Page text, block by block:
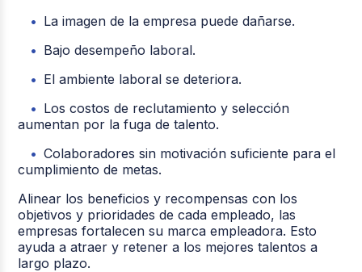
La imagen de la empresa puede dañarse.
Bajo desempeño laboral.
El ambiente laboral se deteriora.
Los costos de reclutamiento y selección
aumentan por la fuga de talento.
Colaboradores sin motivación suficiente para el
cumplimiento de metas.
Alinear los beneficios y recompensas con los
objetivos y prioridades de cada empleado, las
empresas fortalecen su marca empleadora. Esto
ayuda a atraer y retener a los mejores talentos a
largo plazo.